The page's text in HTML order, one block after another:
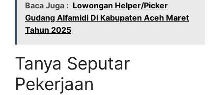
Baca Juga : Lowongan Helper/Picker
Gudang Alfamidi Di Kabupaten Aceh Maret
Tahun 2025
Tanya Seputar
Pekerjaan